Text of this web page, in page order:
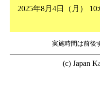
2025年8月4日（月）
実施時間は前後
(c) Japan